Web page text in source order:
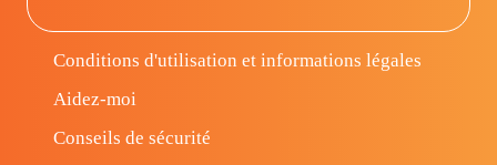
Conditions d'utilisation et informations légales
Aidez-moi
Conseils de sécurité